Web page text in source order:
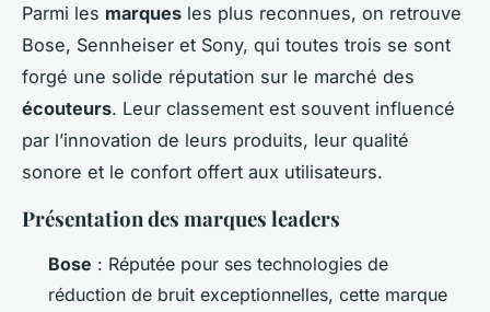
Parmi les marques les plus reconnues, on retrouve
Bose, Sennheiser et Sony, qui toutes trois se sont
forgé une solide réputation sur le marché des
écouteurs. Leur classement est souvent influencé
par l’innovation de leurs produits, leur qualité
sonore et le confort offert aux utilisateurs.
Présentation des marques leaders
Bose : Réputée pour ses technologies de
réduction de bruit exceptionnelles, cette marque